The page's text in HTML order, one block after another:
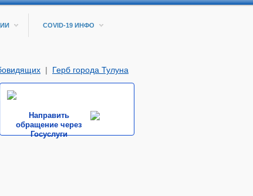
COVID-19 ИНФО
Направить
обращение через
Госуслуги
| Герб города Тулуна